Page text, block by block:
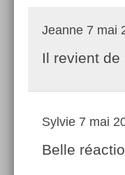
Jeanne 7 mai
Il revient de
Sylvie 7 mai
Belle